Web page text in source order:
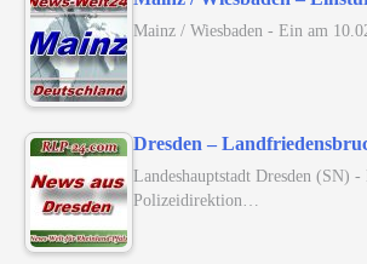
Mainz / Wiesbaden - Ein am
Dresden –
Landeshauptstadt Dresden (SN)
Polizeidirektion…